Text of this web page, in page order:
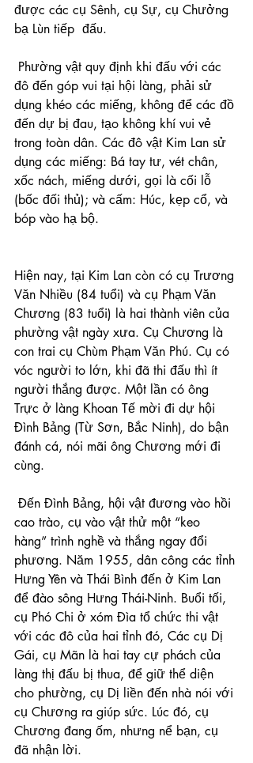
được các cụ Sênh, cụ Sự, cụ Chưởng
bạ Lùn tiếp  đấu.
đô đến góp vui tại hội làng, phải sử
dụng khéo các miếng, không để các đồ
đến dự bị đau, tạo không khí vui vẻ
trong toàn dân. Các đô vật Kim Lan sử
dụng các miếng: Bá tay tư, vét chân,
xốc nách, miếng dưới, gọi là cối lỗ
(bốc đối thủ); và cấm: Húc, kẹp cổ, và
bóp vào hạ bộ.
Hiện nay, tại Kim Lan còn có cụ Trương
Văn Nhiều (84 tuổi) và cụ Phạm Văn
Chương (83 tuổi) là hai thành viên của
phường vật ngày xưa. Cụ Chương là
con trai cụ Chùm Phạm Văn Phú. Cụ có
vóc người to lớn, khi đã thi đấu thì ít
người thắng được. Một lần có ông
Trực ở làng Khoan Tế mời đi dự hội
Đình Bảng (Từ Sơn, Bắc Ninh), do bận
đánh cá, nói mãi ông Chương mới đi
cùng.
cao trào, cụ vào vật thử một “keo
hàng” trình nghề và thắng ngay đổi
phương. Năm 1955, dân công các tỉnh
Hưng Yên và Thái Bình đến ở Kim Lan
để đào sông Hưng Thái-Ninh. Buổi tối,
cụ Phó Chi ở xóm Đìa tổ chức thi vật
với các đô của hai tỉnh đó, Các cụ Dị
Gái, cụ Mãn là hai tay cự phách của
làng thị đấu bị thua, để giữ thể diện
cho phường, cụ Dị liền đến nhà nói với
cụ Chương ra giúp sức. Lúc đó, cụ
Chương đang ốm, nhưng nể bạn, cụ
đã nhận lời.